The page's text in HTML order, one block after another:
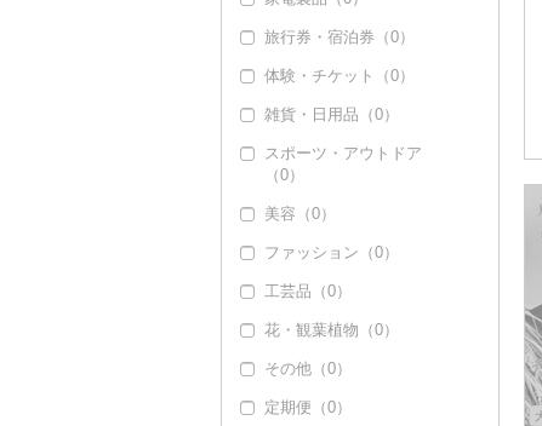
あきたこまち（0）
ひとめぼれ（0）
ミルキークィーン
ななつぼし（0）
その他米（0）
旅行券・宿泊券（0）
体験・チケット（0）
雑貨・日用品（0）
スポーツ・アウトドア
（0）
美容（0）
ファッション（0）
工芸品（0）
花・観葉植物（0）
その他（0）
定期便（0）